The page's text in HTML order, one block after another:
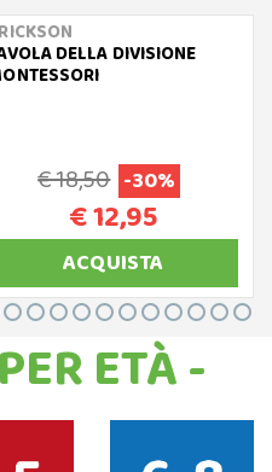
DELLA DIVISIONE
€ 18,50 -30%
€ 12,95
ACQUISTA
ETÀ -